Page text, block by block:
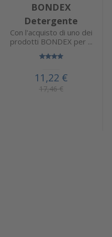
BONDEX
Detergente
Con l'acquisto di uno dei
prodotti BONDEX per ...
11,22 €
17,46 €